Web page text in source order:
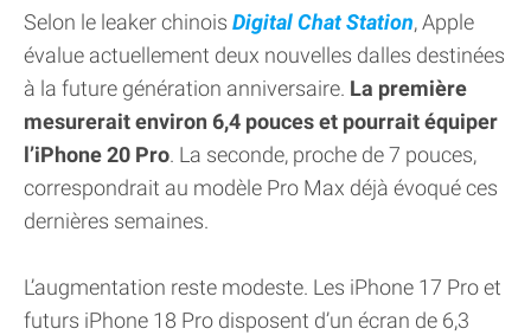
Selon le leaker chinois Digital Chat Station, Apple
évalue actuellement deux nouvelles dalles destinées
à la future génération anniversaire. La première
mesurerait environ 6,4 pouces et pourrait équiper
l’iPhone 20 Pro. La seconde, proche de 7 pouces,
correspondrait au modèle Pro Max déjà évoqué ces
dernières semaines.
L’augmentation reste modeste. Les iPhone 17 Pro et
futurs iPhone 18 Pro disposent d’un écran de 6,3